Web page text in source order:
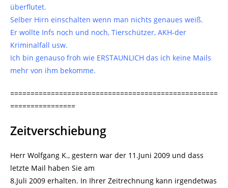
überflutet.
Selber Hirn einschalten wenn man nichts genaues weiß.
Er wollte Infs noch und noch, Tierschützer, AKH-der
Kriminalfall usw.
Ich bin genauso froh wie ERSTAUNLICH das ich keine Mails
mehr von ihm bekomme.
===================================================
================
Zeitverschiebung
Herr Wolfgang K., gestern war der 11.Juni 2009 und dass
letzte Mail haben Sie am
8.Juli 2009 erhalten. In Ihrer Zeitrechnung kann irgendetwas